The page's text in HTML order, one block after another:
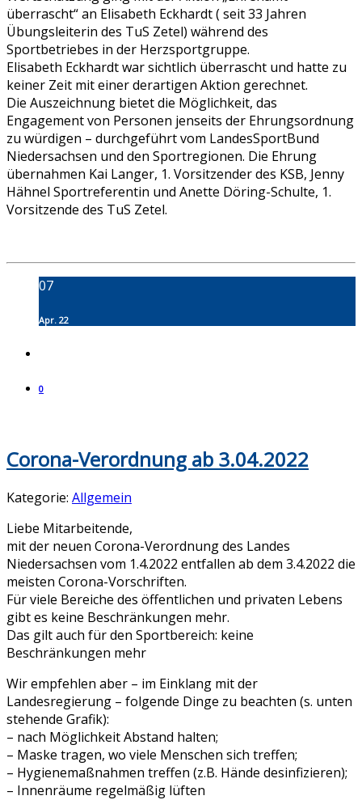
überrascht“ an Elisabeth Eckhardt ( seit 33 Jahren
Übungsleiterin des TuS Zetel) während des
Sportbetriebes in der Herzsportgruppe.
Elisabeth Eckhardt war sichtlich überrascht und hatte zu
keiner Zeit mit einer derartigen Aktion gerechnet.
Die Auszeichnung bietet die Möglichkeit, das
Engagement von Personen jenseits der Ehrungsordnung
zu würdigen – durchgeführt vom LandesSportBund
Niedersachsen und den Sportregionen. Die Ehrung
übernahmen Kai Langer, 1. Vorsitzender des KSB, Jenny
Hähnel Sportreferentin und Anette Döring-Schulte, 1.
Vorsitzende des TuS Zetel.
07
Apr. 22
0
Corona-Verordnung ab 3.04.2022
Kategorie: Allgemein
Liebe Mitarbeitende,
mit der neuen Corona-Verordnung des Landes
Niedersachsen vom 1.4.2022 entfallen ab dem 3.4.2022 die
meisten Corona-Vorschriften.
Für viele Bereiche des öffentlichen und privaten Lebens
gibt es keine Beschränkungen mehr.
Das gilt auch für den Sportbereich: keine
Beschränkungen mehr
Wir empfehlen aber – im Einklang mit der
Landesregierung – folgende Dinge zu beachten (s. unten
stehende Grafik):
– nach Möglichkeit Abstand halten;
– Maske tragen, wo viele Menschen sich treffen;
– Hygienemaßnahmen treffen (z.B. Hände desinfizieren);
– Innenräume regelmäßig lüften